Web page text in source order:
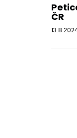
ČR